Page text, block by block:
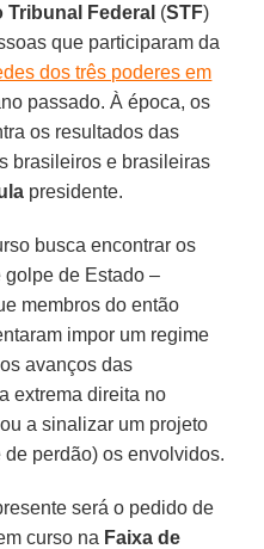
Tribunal Federal (STF)
que participaram da
dos três poderes em
passado. À época, os
os resultados das
brasileiros e brasileiras
presidente.
busca encontrar os
de Estado –
membros do então
impor um regime
avanços das
extrema direita no
a sinalizar um projeto
perdão) os envolvidos.
será o pedido de
curso na Faixa de